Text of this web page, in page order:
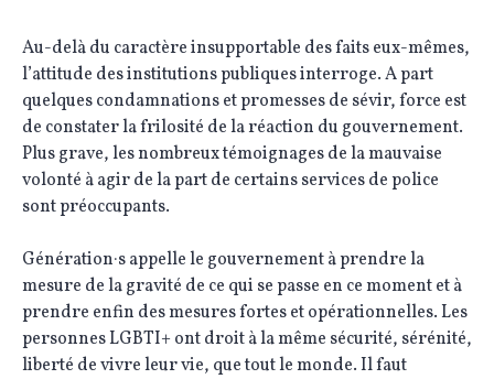
Au-delà du caractère insupportable des faits eux-mêmes,
l’attitude des institutions publiques interroge. A part
quelques condamnations et promesses de sévir, force est
de constater la frilosité de la réaction du gouvernement.
Plus grave, les nombreux témoignages de la mauvaise
volonté à agir de la part de certains services de police
sont préoccupants.
Génération·s appelle le gouvernement à prendre la
mesure de la gravité de ce qui se passe en ce moment et à
prendre enfin des mesures fortes et opérationnelles. Les
personnes LGBTI+ ont droit à la même sécurité, sérénité,
liberté de vivre leur vie, que tout le monde. Il faut